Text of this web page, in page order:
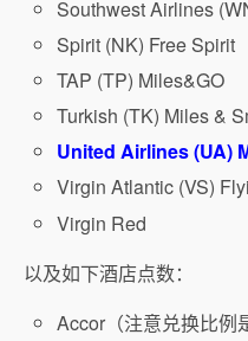
Southwest Airlines
Spirit (NK) Free Spirit
TAP (TP) Miles&GO
Turkish (TK) Miles &
United Airlines (UA)
Virgin Atlantic (VS)
Virgin Red
以及如下酒店点数：
Accor（注意兑换比例